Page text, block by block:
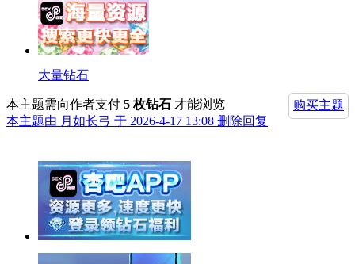
大量钻石
购买主题
本主题需向作者支付 5 枚钻石 才能浏览
本主题由 月如长弓 于 2026-4-17 13:08 删除回复